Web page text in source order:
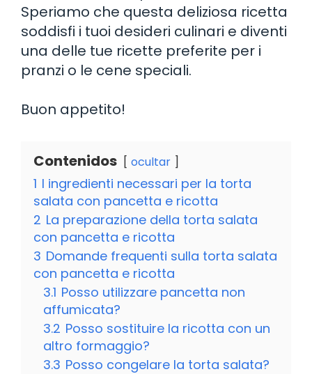
Speriamo che questa deliziosa ricetta
soddisfi i tuoi desideri culinari e diventi
una delle tue ricette preferite per i
pranzi o le cene speciali.
Buon appetito!
Contenidos ocultar
1 I ingredienti necessari per la torta
salata con pancetta e ricotta
2 La preparazione della torta salata
con pancetta e ricotta
3 Domande frequenti sulla torta salata
con pancetta e ricotta
3.1 Posso utilizzare pancetta non
affumicata?
3.2 Posso sostituire la ricotta con un
altro formaggio?
3.3 Posso congelare la torta salata?